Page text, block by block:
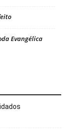
Evangélica